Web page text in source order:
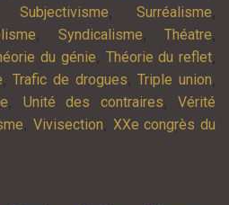
Subjectivisme,Surréalisme,
, Syndicalisme,Théatre,
du génie, Théorie du reflet,
,Trafic de drogues,Triple union,
, Unité des contraires,Vérité
,Vivisection, XXe congrès du